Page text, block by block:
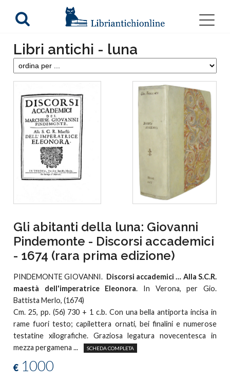
Libri antichi - luna
Gli abitanti della luna: Giovanni
Pindemonte - Discorsi accademici
- 1674 (rara prima edizione)
PINDEMONTE GIOVANNI. Discorsi accademici … Alla S.C.R.
maestà dell'imperatrice Eleonora. In Verona, per Gio.
Battista Merlo, (1674)
Cm. 25, pp. (56) 730 + 1 c.b. Con una bella antiporta incisa in
rame fuori testo; capilettera ornati, bei finalini e numerose
testatine xilografiche. Graziosa legatura novecentesca in
mezza pergamena ...
SCHEDA COMPLETA
€ 1000